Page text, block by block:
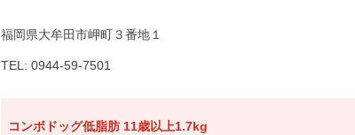
福岡県大牟田市岬町３番地１
TEL: 0944-59-7501
コンボドッグ低脂肪 11歳以上1.7kg